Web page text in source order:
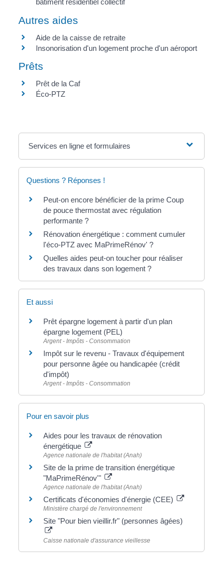
bâtiment résidentiel collectif
Autres aides
Aide de la caisse de retraite
Insonorisation d'un logement proche d'un aéroport
Prêts
Prêt de la Caf
Éco-PTZ
Services en ligne et formulaires
Questions ? Réponses !
Peut-on encore bénéficier de la prime Coup
de pouce thermostat avec régulation
performante ?
Rénovation énergétique : comment cumuler
l'éco-PTZ avec MaPrimeRénov' ?
Quelles aides peut-on toucher pour réaliser
des travaux dans son logement ?
Et aussi
Prêt épargne logement à partir d'un plan
épargne logement (PEL)
Argent - Impôts - Consommation
Impôt sur le revenu - Travaux d'équipement
pour personne âgée ou handicapée (crédit
d'impôt)
Argent - Impôts - Consommation
Pour en savoir plus
Aides pour les travaux de rénovation
énergétique
Agence nationale de l'habitat (Anah)
Site de la prime de transition énergétique
"MaPrimeRénov'"
Agence nationale de l'habitat (Anah)
Certificats d'économies d'énergie (CEE)
Ministère chargé de l'environnement
Site "Pour bien vieillir.fr" (personnes âgées)
Caisse nationale d'assurance vieillesse